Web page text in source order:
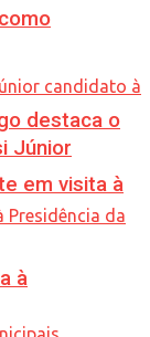
destaca o
em visita à
Júnior
à